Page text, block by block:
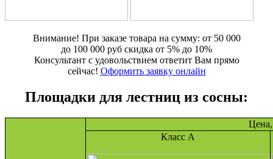
Внимание! При заказе товара на сумму: от 50 000
до 100 000 руб скидка от 5% до 10%
Консультант c удовольствием ответит Вам прямо
сейчас! Оформить заявку онлайн
Площадки для лестниц из сосны:
Класс А